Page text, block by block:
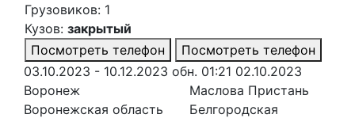
Грузовиков: 1
Кузов: закрытый
Посмотреть телефон
Посмотреть телефон
03.10.2023 - 10.12.2023 обн. 01:21 02.10.2023
Воронеж
Воронежская область
Маслова Пристань
Белгородская